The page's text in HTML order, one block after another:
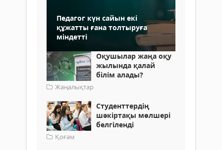
Педагог күн сайын екі
құжатты ғана толтыруға
міндетті
Оқушылар жаңа оқу
жылында қалай
білім алады?
Жаңалықтар
Студенттердің
шәкіртақы мөлшері
белгіленді
Қоғам